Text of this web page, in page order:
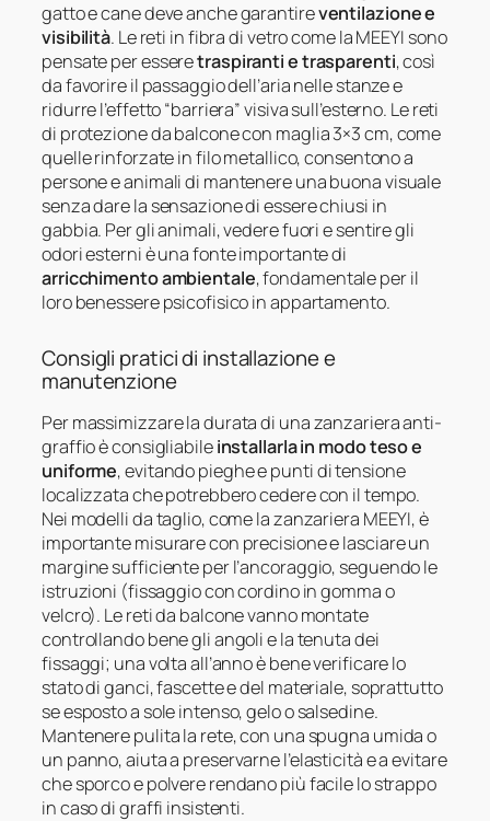
gatto e cane deve anche garantireventilazione e
visibilità. Le reti in fibra di vetro come la MEEYI sono
pensate per esseretraspiranti e trasparenti, così
da favorire il passaggio dell’aria nelle stanze e
ridurre l’effetto “barriera” visiva sull’esterno. Le reti
di protezione da balcone con maglia 3×3 cm, come
quelle rinforzate in filo metallico, consentono a
persone e animali di mantenere una buona visuale
senza dare la sensazione di essere chiusi in
gabbia. Per gli animali, vedere fuori e sentire gli
odori esterni è una fonte importante di
arricchimento ambientale, fondamentale per il
loro benessere psicofisico in appartamento.
Consigli pratici di installazione e
manutenzione
Per massimizzare la durata di una zanzariera anti-
graffio è consigliabileinstallarla in modo teso e
uniforme, evitando pieghe e punti di tensione
localizzata che potrebbero cedere con il tempo.
Nei modelli da taglio, come la zanzariera MEEYI, è
importante misurare con precisione e lasciare un
margine sufficiente per l’ancoraggio, seguendo le
istruzioni (fissaggio con cordino in gomma o
velcro). Le reti da balcone vanno montate
controllando bene gli angoli e la tenuta dei
fissaggi; una volta all’anno è bene verificare lo
stato di ganci, fascette e del materiale, soprattutto
se esposto a sole intenso, gelo o salsedine.
Mantenere pulita la rete, con una spugna umida o
un panno, aiuta a preservarne l’elasticità e a evitare
che sporco e polvere rendano più facile lo strappo
in caso di graffi insistenti.